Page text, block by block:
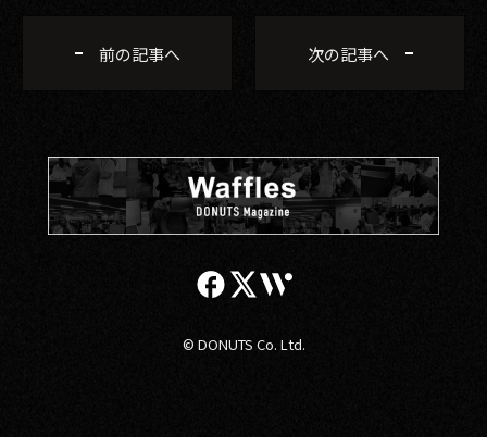
前の記事へ 次の記事へ
© DONUTS Co. Ltd.